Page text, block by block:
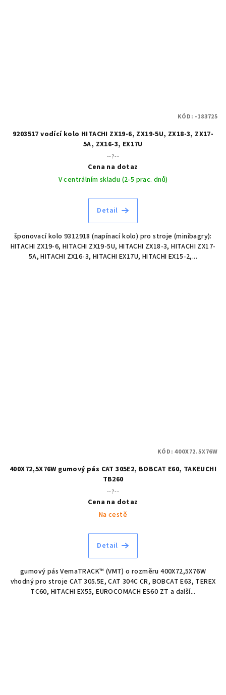
9203517 vodící kolo HITACHI ZX19-6, ZX19-5U, ZX18-3, ZX17-
5A, ZX16-3, EX17U
--?--
Cena na dotaz
V centrálním skladu (2-5 prac. dnů)
Detail
šponovací kolo 9312918 (napínací kolo) pro stroje (minibagry):
HITACHI ZX19-6, HITACHI ZX19-5U, HITACHI ZX18-3, HITACHI ZX17-
5A, HITACHI ZX16-3, HITACHI EX17U, HITACHI EX15-2,...
KÓD: -183725
400X72,5X76W gumový pás CAT 305E2, BOBCAT E60, TAKEUCHI
TB260
--?--
Cena na dotaz
Na cestě
Detail
gumový pás VemaTRACK™ (VMT) o rozměru 400X72,5X76W
vhodný pro stroje CAT 305.5E, CAT 304C CR, BOBCAT E63, TEREX
TC60, HITACHI EX55, EUROCOMACH ES60 ZT a další...
KÓD:400X72.5X76W